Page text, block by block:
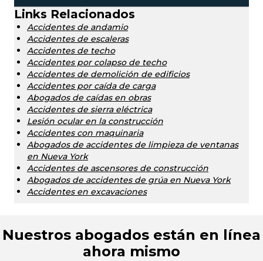
Links Relacionados
Accidentes de andamio
Accidentes de escaleras
Accidentes de techo
Accidentes por colapso de techo
Accidentes de demolición de edificios
Accidentes por caída de carga
Abogados de caídas en obras
Accidentes de sierra eléctrica
Lesión ocular en la construcción
Accidentes con maquinaria
Abogados de accidentes de limpieza de ventanas
en Nueva York
Accidentes de ascensores de construcción
Abogados de accidentes de grúa en Nueva York
Accidentes en excavaciones
Nuestros abogados están en línea
ahora mismo